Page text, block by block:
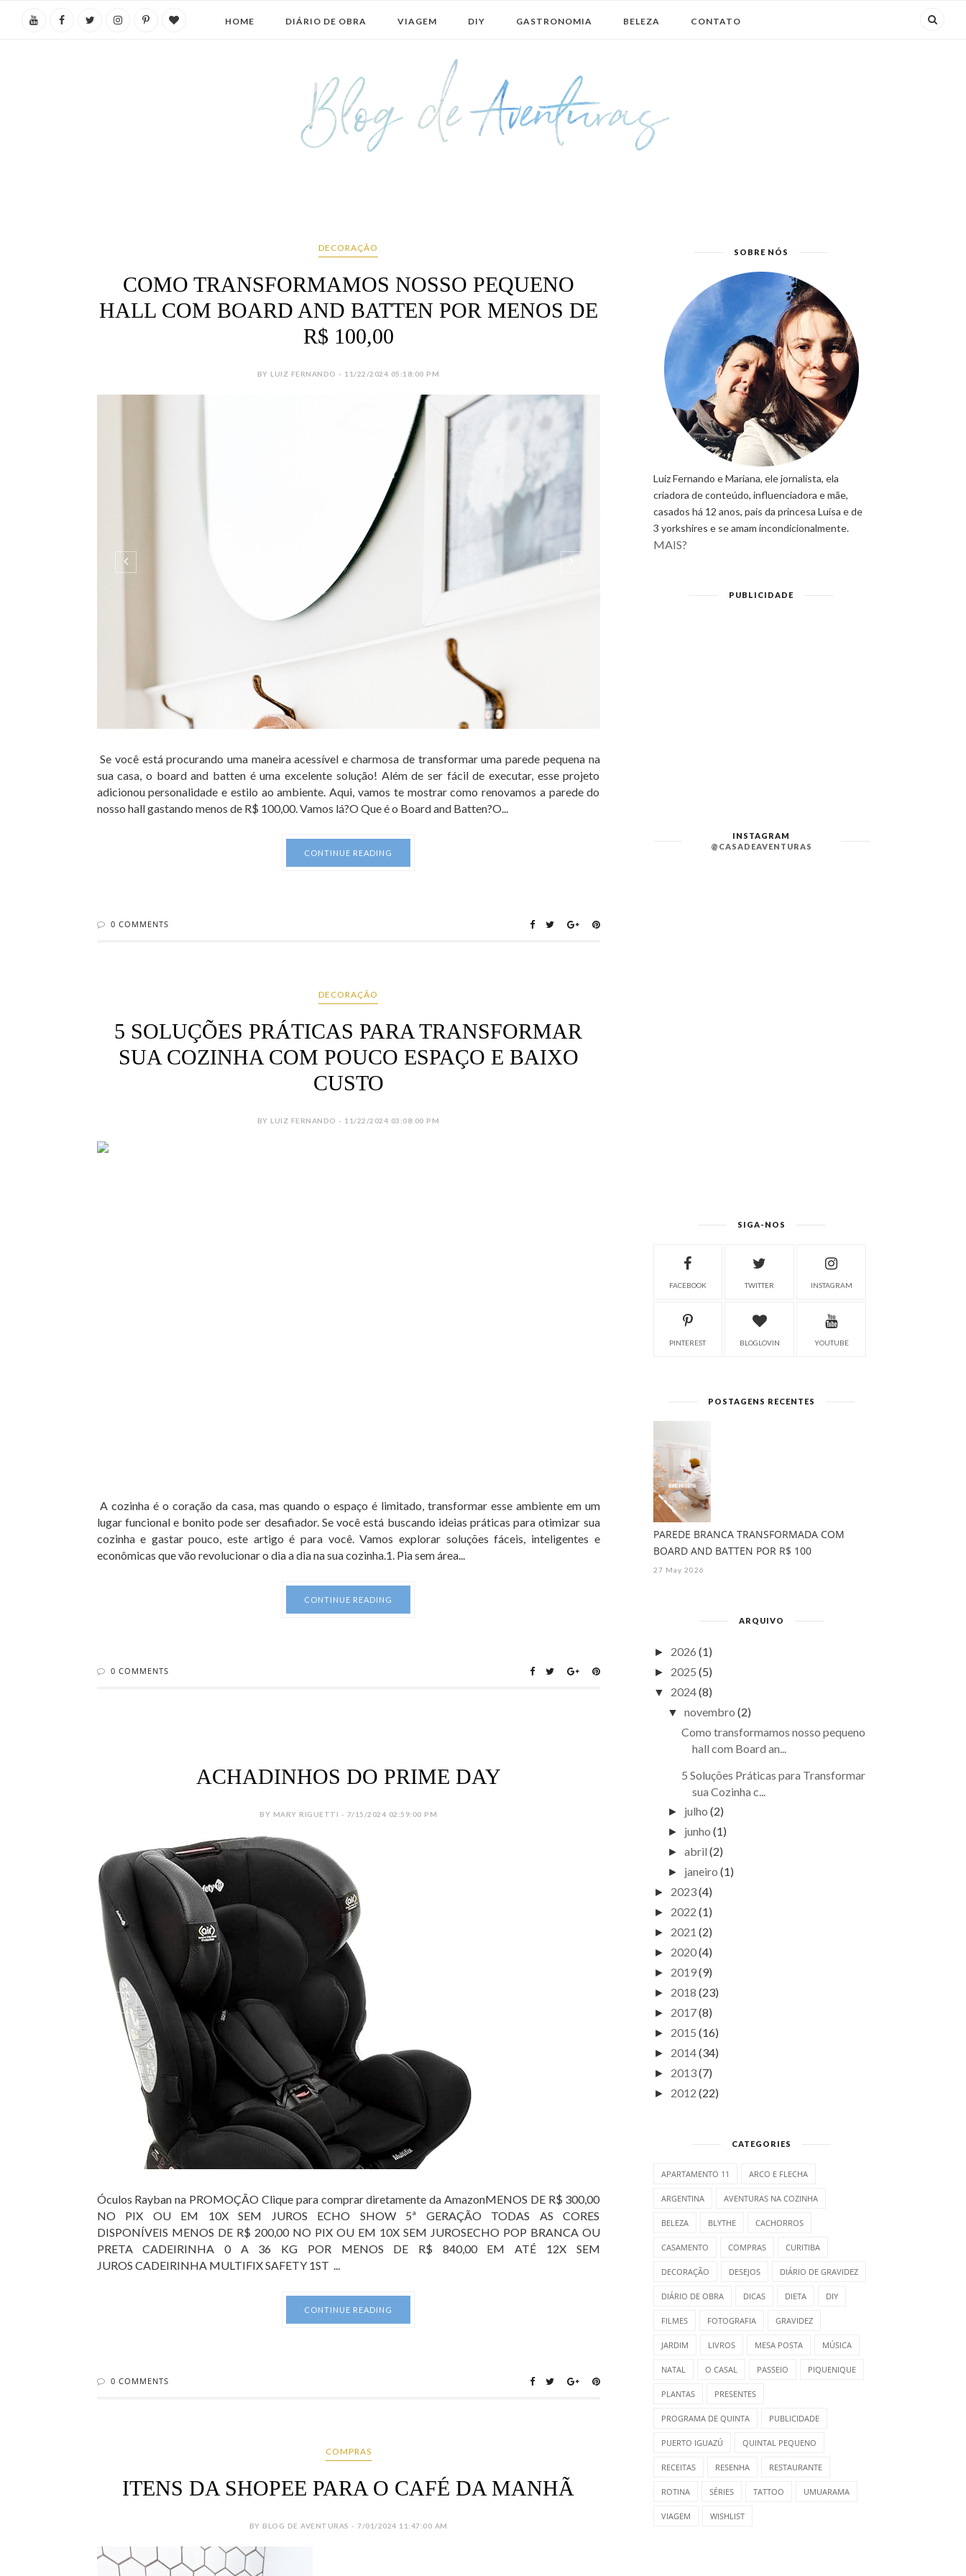
HOME DIÁRIO DE OBRA VIAGEM DIY GASTRONOMIA BELEZA CONTATO
DECORAÇÃO
COMO TRANSFORMAMOS NOSSO PEQUENO
HALL COM BOARD AND BATTEN POR MENOS DE
R$ 100,00
BY LUIZ FERNANDO - 11/22/2024 05:18:00 PM
Se você está procurando uma maneira acessível e charmosa de transformar uma parede pequena na
sua casa, o board and batten é uma excelente solução! Além de ser fácil de executar, esse projeto
adicionou personalidade e estilo ao ambiente. Aqui, vamos te mostrar como renovamos a parede do
nosso hall gastando menos de R$ 100,00. Vamos lá?O Que é o Board and Batten?O...
CONTINUE READING
0 COMMENTS
DECORAÇÃO
5 SOLUÇÕES PRÁTICAS PARA TRANSFORMAR
SUA COZINHA COM POUCO ESPAÇO E BAIXO
CUSTO
BY LUIZ FERNANDO - 11/22/2024 03:08:00 PM
A cozinha é o coração da casa, mas quando o espaço é limitado, transformar esse ambiente em um
lugar funcional e bonito pode ser desafiador. Se você está buscando ideias práticas para otimizar sua
cozinha e gastar pouco, este artigo é para você. Vamos explorar soluções fáceis, inteligentes e
econômicas que vão revolucionar o dia a dia na sua cozinha.1. Pia sem área...
CONTINUE READING
0 COMMENTS
ACHADINHOS DO PRIME DAY
BY MARY RIGUETTI - 7/15/2024 02:59:00 PM
Óculos Rayban na PROMOÇÃO Clique para comprar diretamente da AmazonMENOS DE R$ 300,00
NO PIX OU EM 10X SEM JUROS ECHO SHOW 5ª GERAÇÃO TODAS AS CORES
DISPONÍVEIS MENOS DE R$ 200,00 NO PIX OU EM 10X SEM JUROSECHO POP BRANCA OU
PRETA CADEIRINHA 0 A 36 KG POR MENOS DE R$ 840,00 EM ATÉ 12X SEM
JUROS CADEIRINHA MULTIFIX SAFETY 1ST ...
CONTINUE READING
0 COMMENTS
COMPRAS
ITENS DA SHOPEE PARA O CAFÉ DA MANHÃ
BY BLOG DE AVENTURAS - 7/01/2024 11:47:00 AM
SOBRE NÓS
Luiz Fernando e Mariana, ele jornalista, ela
criadora de conteúdo, influenciadora e mãe,
casados há 12 anos, pais da princesa Luísa e de
3 yorkshires e se amam incondicionalmente.
MAIS?
PUBLICIDADE
INSTAGRAM
@CASADEAVENTURAS
SIGA-NOS
FACEBOOK TWITTER INSTAGRAM
PINTEREST BLOGLOVIN YOUTUBE
POSTAGENS RECENTES
PAREDE BRANCA TRANSFORMADA COM
BOARD AND BATTEN POR R$ 100
27 May 2026
ARQUIVO
► 2026 (1)
► 2025 (5)
▼ 2024(8)
▼ novembro (2)
Como transformamos nosso pequeno
hall com Board an...
5 Soluções Práticas para Transformar
sua Cozinha c...
► julho (2)
► junho (1)
► abril (2)
► janeiro (1)
► 2023(4)
► 2022 (1)
► 2021 (2)
► 2020(4)
► 2019(9)
► 2018 (23)
► 2017(8)
► 2015 (16)
► 2014(34)
► 2013(7)
► 2012 (22)
CATEGORIES
APARTAMENTO 11 ARCO E FLECHA
ARGENTINA AVENTURAS NA COZINHA
BELEZA BLYTHE CACHORROS
CASAMENTO COMPRAS CURITIBA
DECORAÇÃO DESEJOS DIÁRIO DE GRAVIDEZ
DIÁRIO DE OBRA DICAS DIETA DIY
FILMES FOTOGRAFIA GRAVIDEZ
JARDIM LIVROS MESA POSTA MÚSICA
NATAL O CASAL PASSEIO PIQUENIQUE
PLANTAS PRESENTES
PROGRAMA DE QUINTA PUBLICIDADE
PUERTO IGUAZÚ QUINTAL PEQUENO
RECEITAS RESENHA RESTAURANTE
ROTINA SÉRIES TATTOO UMUARAMA
VIAGEM WISHLIST